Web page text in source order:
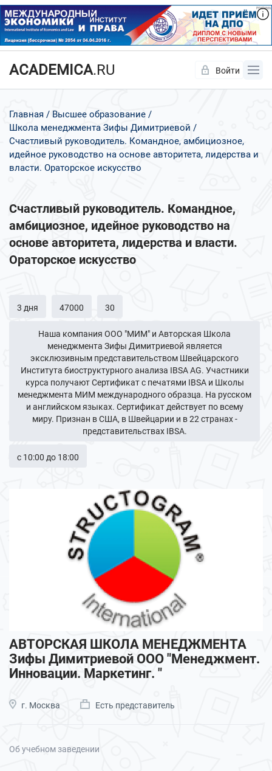
ACADEMICA.RU Войти
Главная
Высшее образование
Школа менеджмента Зифы Димитриевой
Счастливый руководитель. Командное, амбициозное,
идейное руководство на основе авторитета, лидерства и
власти. Ораторское искусство
Счастливый руководитель. Командное,
амбициозное, идейное руководство на
основе авторитета, лидерства и власти.
Ораторское искусство
3 дня 47000 30
Наша компания ООО "МИМ" и Авторская Школа
менеджмента Зифы Димитриевой является
эксклюзивным представительством Швейцарского
Института биоструктурного анализа IBSA AG. Участники
курса получают Сертификат с печатями IBSA и Школы
менеджмента МИМ международного образца. На русском
и английском языках. Сертификат действует по всему
миру. Признан в США, в Швейцарии и в 22 странах -
представительствах IBSA.
с 10:00 до 18:00
АВТОРСКАЯ ШКОЛА МЕНЕДЖМЕНТА
Зифы Димитриевой ООО "Менеджмент.
Инновации. Маркетинг. "
г. Москва Есть представитель
Об учебном заведении
Да Нет